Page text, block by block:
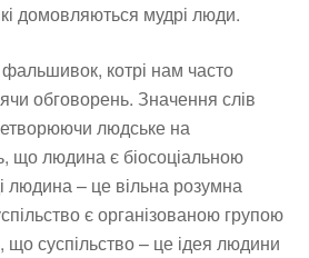
домовляються мудрі люди.
котрі нам часто
обговорень. Значення слів
людське на
що людина є біосоціальною
людина – це вільна розумна
є організованою групою
суспільство – це ідея людини